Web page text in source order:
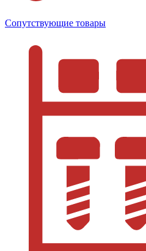
Сопутствующие товары